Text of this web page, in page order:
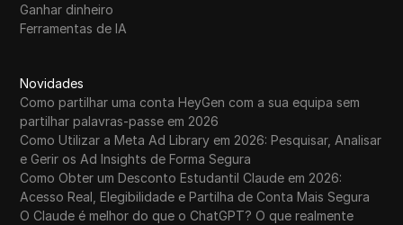
Ganhar dinheiro
Ferramentas de IA
Novidades
Como partilhar uma conta HeyGen com a sua equipa sem
partilhar palavras-passe em 2026
Como Utilizar a Meta Ad Library em 2026: Pesquisar, Analisar
e Gerir os Ad Insights de Forma Segura
Como Obter um Desconto Estudantil Claude em 2026:
Acesso Real, Elegibilidade e Partilha de Conta Mais Segura
O Claude é melhor do que o ChatGPT? O que realmente